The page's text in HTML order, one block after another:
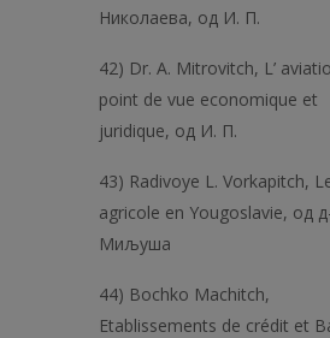
Николаева, од И. П.
42) Dr. А. Mitrovitch, L’
point de vue economique et
juridique, од И. П.
43) Radivoye L. Vorkapitch,
agricole en Yougoslavie, од
Миљуша
44) Bochko Machitch,
Etablissements de crédit et